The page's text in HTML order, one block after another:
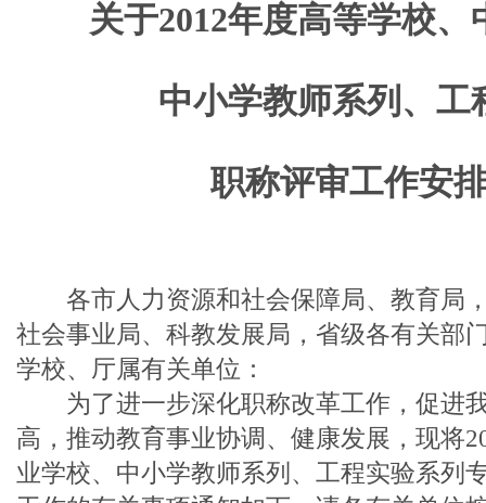
关于2012年度高等学校
中小学教师系列、工
职称评审工作安
各市人力资源和社会保障局、教育局
社会事业局、科教发展局，省级各有关部
学校、厅属有关单位：
为了进一步深化职称改革工作，促进
高，推动教育事业协调、健康发展，现将
业学校、中小学教师系列、工程实验系列